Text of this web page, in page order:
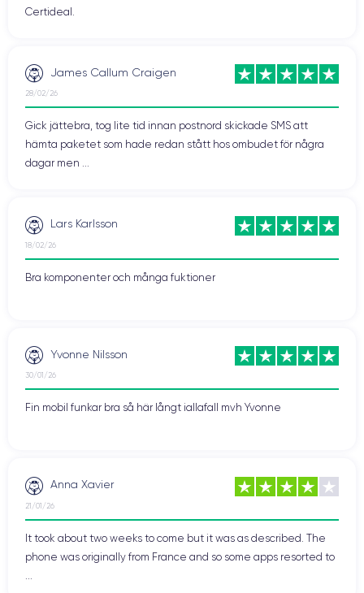
Certideal.
James Callum Craigen
28/02/26
Gick jättebra, tog lite tid innan postnord skickade SMS att
hämta paketet som hade redan stått hos ombudet för några
dagar men ...
Lars Karlsson
18/02/26
Bra komponenter och många fuktioner
Yvonne Nilsson
30/01/26
Fin mobil funkar bra så här långt iallafall mvh Yvonne
Anna Xavier
21/01/26
It took about two weeks to come but it was as described. The
phone was originally from France and so some apps resorted to